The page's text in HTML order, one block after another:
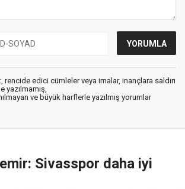
rencide edici cümleler veya imalar, inançlara saldırı
yazılmamış,
ve büyük harflerle yazılmış yorumlar
Sivasspor daha iyi